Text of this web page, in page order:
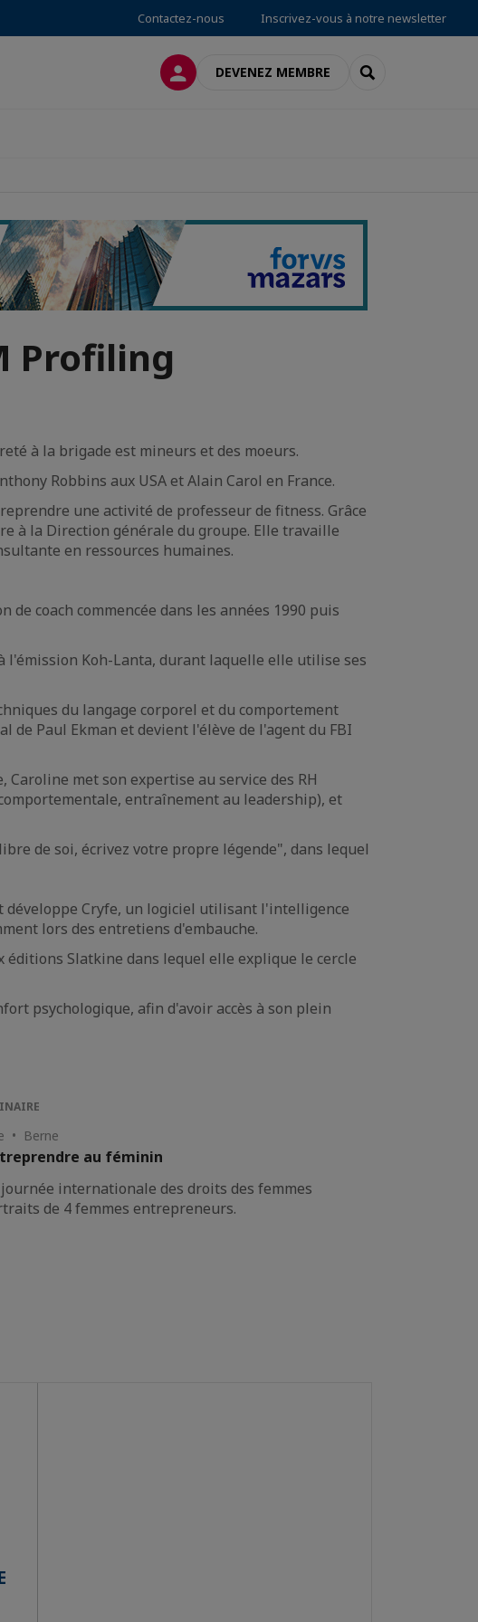
Contactez-nous Inscrivez-vous à notre newsletter
CONNEXIONDEVENEZ MEMBRE RECHERCHER
Profiling
à la brigade est mineurs et des moeurs.
Robbins aux USA et Alain Carol en France.
une activité de professeur de fitness. Grâce
à la Direction générale du groupe. Elle travaille
en ressources humaines.
coach commencée dans les années 1990 puis
l'émission Koh-Lanta, durant laquelle elle utilise ses
du langage corporel et du comportement
Paul Ekman et devient l'élève de l'agent du FBI
met son expertise au service des RH
entraînement au leadership), et
de soi, écrivez votre propre légende", dans lequel
développe Cryfe, un logiciel utilisant l'intelligence
lors des entretiens d'embauche.
Slatkine dans lequel elle explique le cercle
psychologique, afin d'avoir accès à son plein
• Berne
au féminin
internationale des droits des femmes
de 4 femmes entrepreneurs.